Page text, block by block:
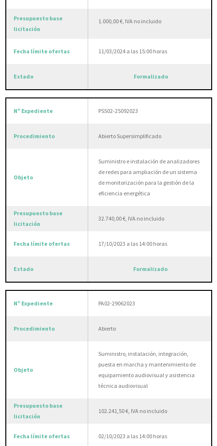
1.000,00 €, IVA no incluido
11/03/2024 a las 15:00 horas
Formalizado
PSS02-25092023
Abierto Supersimplificado
Suministro e instalación de analizadores
de redes para ampliación de un sistema
de monitorización para la gestión de la
eficiencia energética
32.740,00 €, IVA no incluido
17/10/2023 a las 14:00 horas
Formalizado
PA02-29062023
Abierto
Suministro, instalación, integración,
puesta en marcha y mantenimiento de
equipamiento audiovisual y asistencia
técnica audiovisual
102.241,50 €, IVA no incluido
02/10/2023 a las 14:00 horas